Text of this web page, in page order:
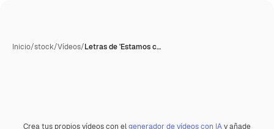
Inicio/stock/Vídeos/Letras de 'Estamos c…
Crea tus propios vídeos con elgenerador de vídeos con IAy añade